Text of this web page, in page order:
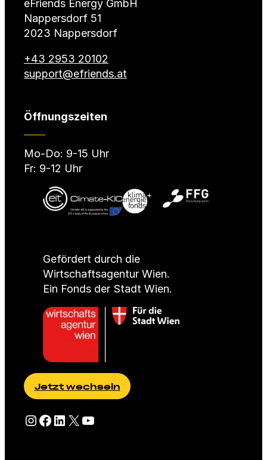
eFriends Energy GmbH
Nappersdorf 51
2023 Nappersdorf
+43 2953 20102
support@efriends.at
Öffnungszeiten
Mo-Do: 9-15 Uhr
Fr: 9-12 Uhr
Gefördert durch die
Wirtschaftsagentur Wien.
Ein Fonds der Stadt Wien.
Jetzt wechseln
Besuche eFriends auf InstagramBesuche eFriends auf Facebook Besuche eFriends auf LinkedIn Besuche eFriends auf X (Twitter) Besuche eFriends auf YouTube